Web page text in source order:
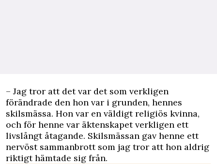
– Jag tror att det var det som verkligen
förändrade den hon var i grunden, hennes
skilsmässa. Hon var en väldigt religiös kvinna,
och för henne var äktenskapet verkligen ett
livslångt åtagande. Skilsmässan gav henne ett
nervöst sammanbrott som jag tror att hon aldrig
riktigt hämtade sig från.